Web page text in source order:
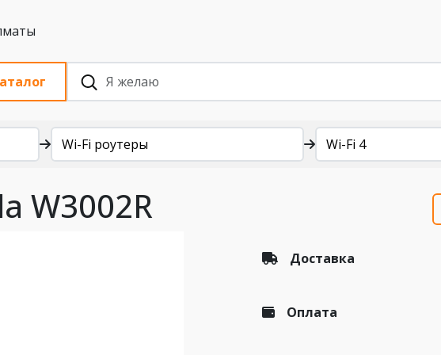
НДС, Алматы
Wi-Fi роутеры Wi-Fi 4
W3002R
Доставка
Оплата